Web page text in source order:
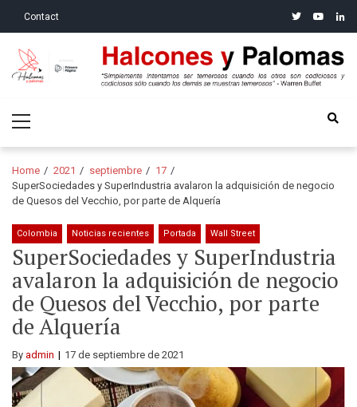
Contact twitteryoutube
Halcones y Palomas
Menu
Home 2021 septiembre
17
SuperSociedades y SuperIndustria avalaron la adquisición de negocio
de Quesos del Vecchio, por parte de Alquería
Colombia Noticias recientes Portada Wall Street
SuperSociedades y SuperIndustria
avalaron la adquisición de negocio
de Quesos del Vecchio, por parte
de Alquería
By admin 17 de septiembre de 2021